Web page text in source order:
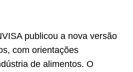
publicou a nova versão
com orientações
de alimentos. O